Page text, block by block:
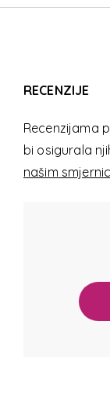
RECENZIJE
Recenzijama
bi osigurala
našim